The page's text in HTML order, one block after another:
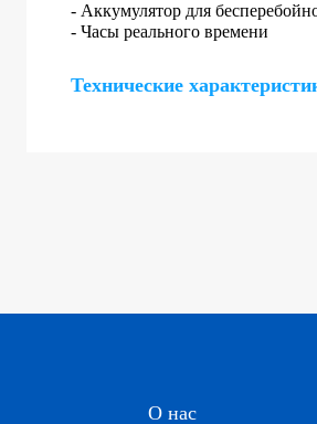
- Аккумулятор для
- Часы реального времени
Технические
О нас